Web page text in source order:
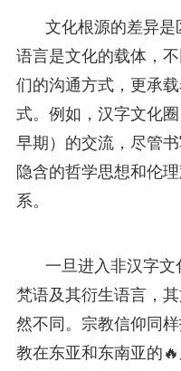
文化根源的差异是
语言是文化的载体，
们的沟通方式，更承
式。例如，汉字文化
早期）的交流，尽管
隐含的哲学思想和伦
系。
一旦进入非汉字
梵语及其衍生语言，
然不同。宗教信仰同
教在东亚和东南亚的